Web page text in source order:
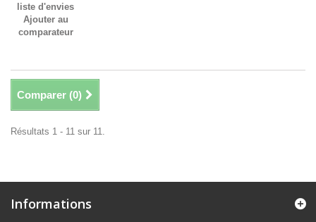
liste d'envies
Ajouter au
comparateur
Comparer (0)
Résultats 1 - 11 sur 11.
Informations